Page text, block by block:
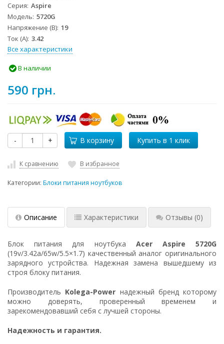
Серия Aspire
Модель 5720G
Напряжение (В) 19
Ток (А) 3.42
Все характеристики
В наличии
590 грн.
- + В корзину
К сравнению В избранное
Категории: Блоки питания ноутбуков
Описание Характеристики Отзывы (0)
Блок питания для ноутбука Acer Aspire 5720G
(19v/3.42a/65w/5.5×1.7) качественный аналог оригинального
зарядного устройства. Надежная замена вышедшему из
строя блоку питания.
Производитель Kolega-Power надежный бренд которому
можно доверять, проверенный временем и
зарекомендовавший себя с лучшей стороны.
Надежность и гарантия.